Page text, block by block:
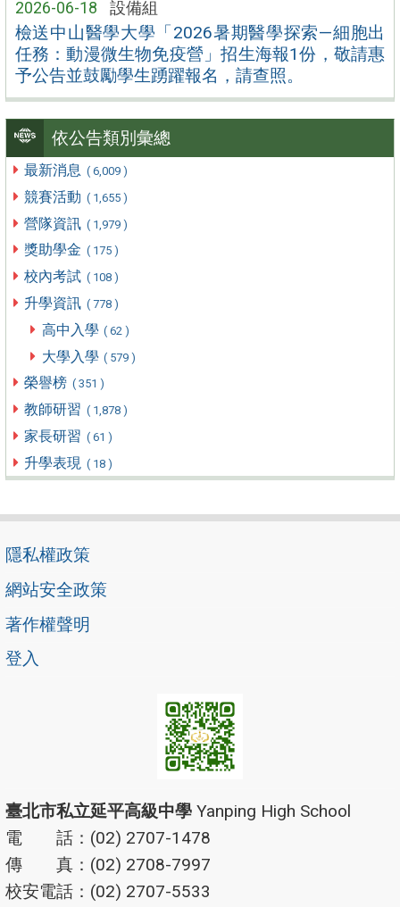
2026-06-18 設備組
檢送中山醫學大學「2026暑期醫學探索—細胞出
任務：動漫微生物免疫營」招生海報1份，敬請惠
予公告並鼓勵學生踴躍報名，請查照。
依公告類別彙總
最新消息 ( 6,009 )
競賽活動 ( 1,655 )
營隊資訊 ( 1,979 )
獎助學金 ( 175 )
校內考試 ( 108 )
升學資訊 ( 778 )
高中入學 ( 62 )
大學入學 ( 579 )
榮譽榜 ( 351 )
教師研習 ( 1,878 )
家長研習 ( 61 )
升學表現 ( 18 )
隱私權政策
網站安全政策
著作權聲明
登入
臺北市私立延平高級中學 Yanping High School
電 話：(02) 2707-1478
傳 真：(02) 2708-7997
校安電話：(02) 2707-5533